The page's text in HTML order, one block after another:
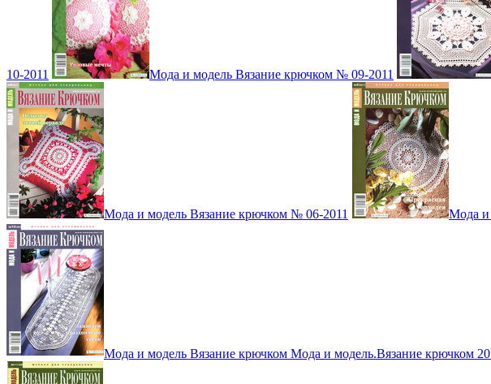
10-2011 Мода и модель Вязание крючком № 09-2011
Мода и модель Вязание крючком № 06-2011 Мода и
Мода и модель Вязание крючком Мода и модель.Вязание крючком